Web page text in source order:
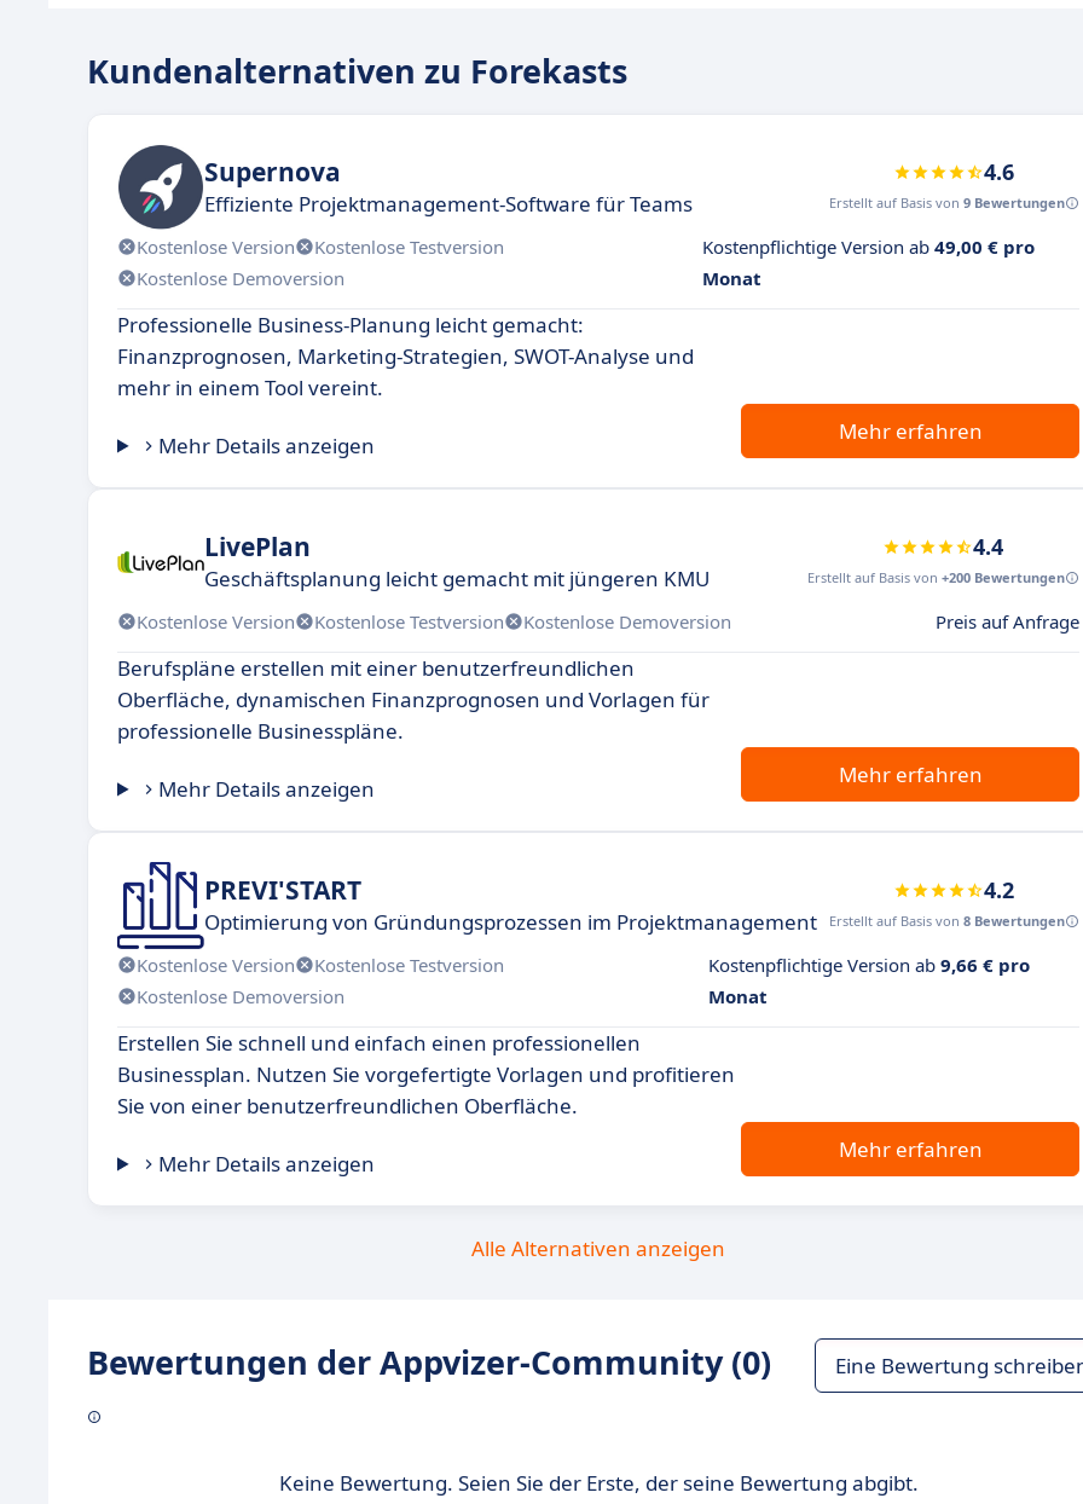
Kundenalternativen zu Forekasts
Supernova
Effiziente Projektmanagement-Software für Teams
4.6
Erstellt auf Basis von 9 Bewertungen
Kostenlose Version
Kostenlose Testversion
Kostenlose Demoversion
Kostenpflichtige Version ab 49,00 € pro
Monat
Professionelle Business-Planung leicht gemacht:
Finanzprognosen, Marketing-Strategien, SWOT-Analyse und
mehr in einem Tool vereint.
Mehr Details anzeigen
Mehr erfahren
LivePlan
Geschäftsplanung leicht gemacht mit jüngeren KMU
4.4
Erstellt auf Basis von +200 Bewertungen
Kostenlose Version Kostenlose Testversion Kostenlose Demoversion Preis auf Anfrage
Berufspläne erstellen mit einer benutzerfreundlichen
Oberfläche, dynamischen Finanzprognosen und Vorlagen für
professionelle Businesspläne.
Mehr Details anzeigen
Mehr erfahren
PREVI'START
Optimierung von Gründungsprozessen im Projektmanagement
4.2
Erstellt auf Basis von 8 Bewertungen
Kostenlose Version
Kostenlose Testversion
Kostenlose Demoversion
Kostenpflichtige Version ab 9,66 € pro
Monat
Erstellen Sie schnell und einfach einen professionellen
Businessplan. Nutzen Sie vorgefertigte Vorlagen und profitieren
Sie von einer benutzerfreundlichen Oberfläche.
Mehr Details anzeigen
Mehr erfahren
Alle Alternativen anzeigen
Bewertungen der Appvizer-Community (0) Eine Bewertung
Keine Bewertung. Seien Sie der Erste, der seine Bewertung abgibt.